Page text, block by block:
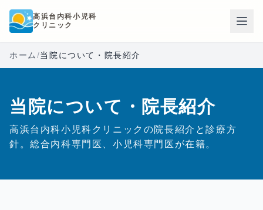
高浜台内科小児科
クリニック
ホーム /当院について・院長紹介
当院について・院長紹介
高浜台内科小児科クリニックの院長紹介と診療方
針。総合内科専門医、小児科専門医が在籍。